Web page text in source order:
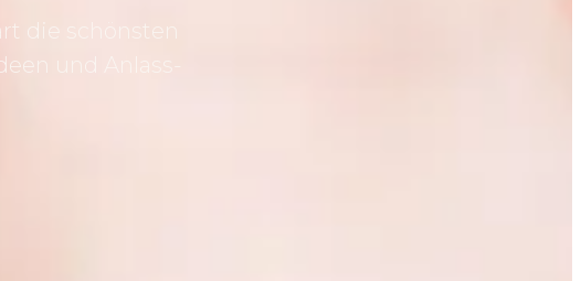
die schönsten
und Anlass-